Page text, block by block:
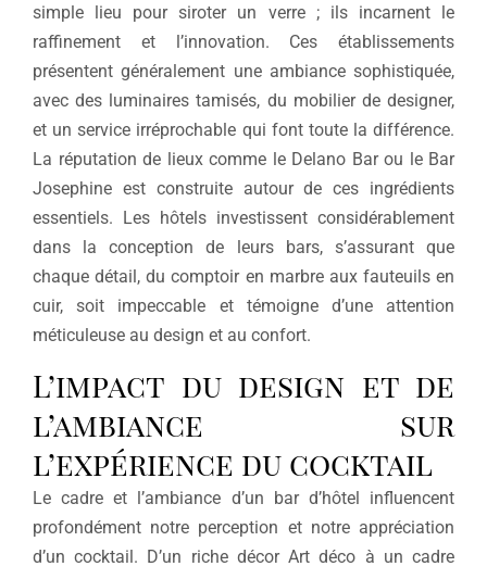
simple lieu pour siroter un verre ; ils incarnent le
raffinement et l’innovation. Ces établissements
présentent généralement une ambiance sophistiquée,
avec des luminaires tamisés, du mobilier de designer,
et un service irréprochable qui font toute la différence.
La réputation de lieux comme le Delano Bar ou le Bar
Josephine est construite autour de ces ingrédients
essentiels. Les hôtels investissent considérablement
dans la conception de leurs bars, s’assurant que
chaque détail, du comptoir en marbre aux fauteuils en
cuir, soit impeccable et témoigne d’une attention
méticuleuse au design et au confort.
L’impact du design et de
l’ambiance sur
l’expérience du cocktail
Le cadre et l’ambiance d’un bar d’hôtel influencent
profondément notre perception et notre appréciation
d’un cocktail. D’un riche décor Art déco à un cadre